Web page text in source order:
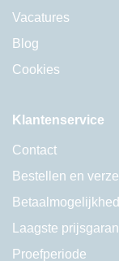
Vacatures
Blog
Cookies
Klantenservice
Contact
Bestellen en
Laagste
Proefperiode